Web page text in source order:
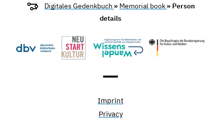
Digitales Gedenkbuch » Memorial book » Person
details
Imprint
Privacy